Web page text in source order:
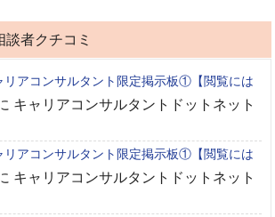
者クチコミ
リアコンサルタント限定掲示板①【閲覧には
キャリアコンサルタントドットネット
リアコンサルタント限定掲示板①【閲覧には
キャリアコンサルタントドットネット